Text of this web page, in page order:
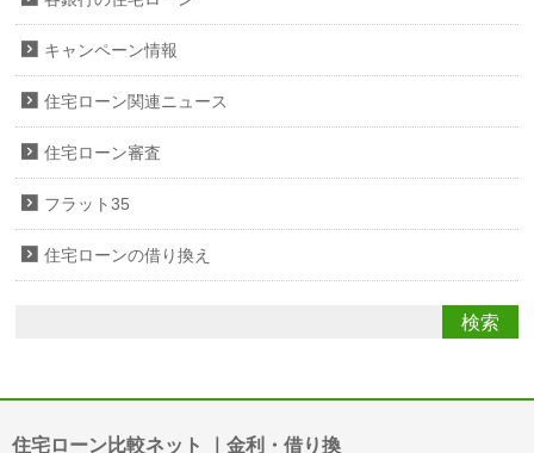
キャンペーン情報
住宅ローン関連ニュース
住宅ローン審査
フラット35
住宅ローンの借り換え
住宅ローン比較ネット ｜金利・借り換